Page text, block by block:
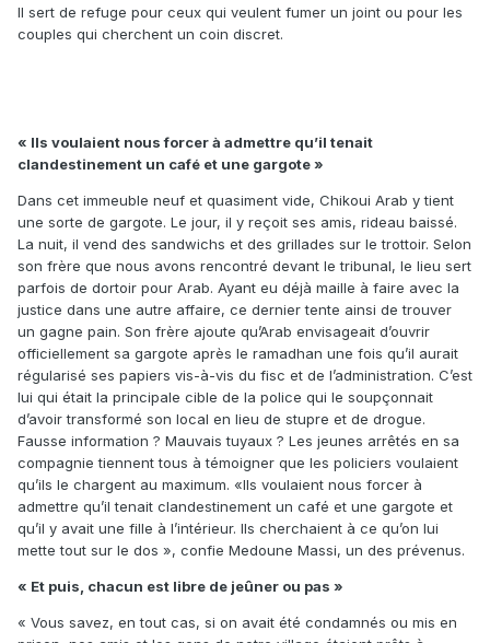
Il sert de refuge pour ceux qui veulent fumer un joint ou pour les
couples qui cherchent un coin discret.
« Ils voulaient nous forcer à admettre qu’il tenait
clandestinement un café et une gargote »
Dans cet immeuble neuf et quasiment vide, Chikoui Arab y tient
une sorte de gargote. Le jour, il y reçoit ses amis, rideau baissé.
La nuit, il vend des sandwichs et des grillades sur le trottoir. Selon
son frère que nous avons rencontré devant le tribunal, le lieu sert
parfois de dortoir pour Arab. Ayant eu déjà maille à faire avec la
justice dans une autre affaire, ce dernier tente ainsi de trouver
un gagne pain. Son frère ajoute qu’Arab envisageait d’ouvrir
officiellement sa gargote après le ramadhan une fois qu’il aurait
régularisé ses papiers vis-à-vis du fisc et de l’administration. C’est
lui qui était la principale cible de la police qui le soupçonnait
d’avoir transformé son local en lieu de stupre et de drogue.
Fausse information ? Mauvais tuyaux ? Les jeunes arrêtés en sa
compagnie tiennent tous à témoigner que les policiers voulaient
qu’ils le chargent au maximum. «Ils voulaient nous forcer à
admettre qu’il tenait clandestinement un café et une gargote et
qu’il y avait une fille à l’intérieur. Ils cherchaient à ce qu’on lui
mette tout sur le dos », confie Medoune Massi, un des prévenus.
« Et puis, chacun est libre de jeûner ou pas »
« Vous savez, en tout cas, si on avait été condamnés ou mis en